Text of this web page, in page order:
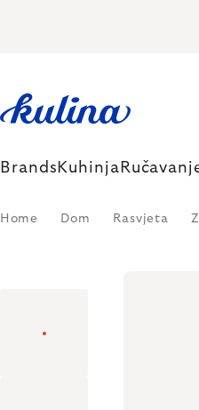
Brands Kuhinja
Home Dom Rasvjeta